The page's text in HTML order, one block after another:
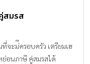
สมรส
ที่จะม่ีครอบครัว เตรียมเฮ
ย่อนภาษี คู่สมรสได้